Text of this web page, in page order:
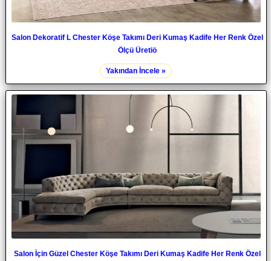
Salon Dekoratif L Chester Köşe Takımı Deri Kumaş Kadife Her Renk Özel
Ölçü Üretiö
Yakından İncele »
Salon İçin Güzel Chester Köşe Takımı Deri Kumaş Kadife Her Renk Özel